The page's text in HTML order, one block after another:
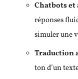
Chatbots
réponses
simuler une
Traduction
ton d’un